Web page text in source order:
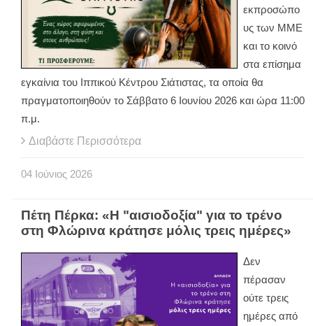
εκπροσώπο
υς των ΜΜΕ
και το κοινό
στα επίσημα
εγκαίνια του Ιππικού Κέντρου Σιάτιστας, τα οποία θα
πραγματοποιηθούν το Σάββατο 6 Ιουνίου 2026 και ώρα 11:00
π.μ.
Διαβάστε Περισσότερα
04 Ιούνιος 2026
Πέτη Πέρκα: «Η "αισιοδοξία" για το τρένο
στη Φλώρινα κράτησε μόλις τρεις ημέρες»
Δεν
πέρασαν
ούτε τρεις
ημέρες από